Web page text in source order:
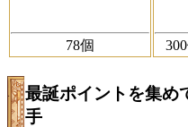
78個 300
最誕ポイントを集め
手